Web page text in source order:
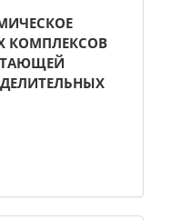
КОМПЛЕКСОВ